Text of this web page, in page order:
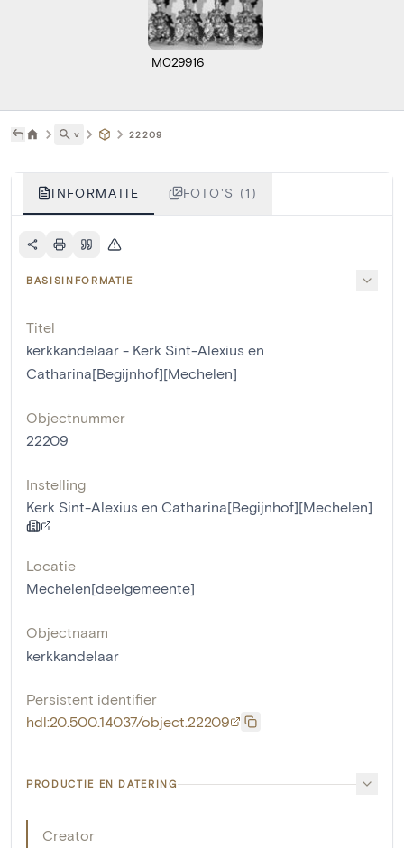
M029916
˅ 22209
INFORMATIE FOTO'S (1)
BASISINFORMATIE
Titel
kerkkandelaar - Kerk Sint-Alexius en
Catharina[Begijnhof][Mechelen]
Objectnummer
22209
Instelling
Kerk Sint-Alexius en Catharina[Begijnhof][Mechelen]
Locatie
Mechelen[deelgemeente]
Objectnaam
kerkkandelaar
Persistent identifier
hdl:20.500.14037/object.22209
PRODUCTIE EN DATERING
Creator